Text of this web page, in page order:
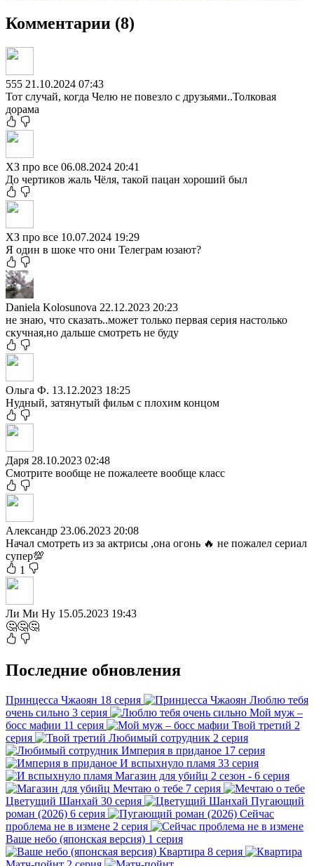
Комментарии (8)
555 21.10.2024 07:43
Тот случай, когда Челю не повезло с друзьями..Толковая
дорама
ХЗ про все 06.08.2024 20:41
До чертиков жаль Чёля, такой пацан хороший был
ХЗ про все 10.07.2024 19:29
Я один в шоке что они Телеграм юзают?
Daniela Kolosunova 22.12.2023 20:23
не знаю, что сказать..может только первая серия настолько
скучная,но дальше смотреть не буду
Ольга Ф. 13.12.2023 18:25
Нудный, затянутый фильм с плохим концом
Даря 28.10.2023 02:48
Смотрите вообще не пожалеете вообще класс
Александр 23.06.2023 20:08
Начал смотреть из за актрисы ,она огонь 🔥 не пожалел сериал
супер💯
1
Ли Ми Ну 15.05.2023 19:43
🤔🤔🤔
Последние обновления
Принцесса Чжаоян 18 серия
Люблю тебя
очень сильно 3 серия
Мой муж –
босс мафии 11 серия Твой третий 2
серия
Любимый сотрудник 2 серия
Империя в приданое 17 серия
И вспыхнуло пламя 33 серия
Магазин для убийц 2 сезон - 6 серия
Мечтаю о тебе 7 серия
Цветущий Шанхай 30 серия
Пугающий
роман (2026) 6 серия
Сейчас
проблема не в измене 2 серия
Ваше небо (японская версия) 1 серия
Квартира 8 серия